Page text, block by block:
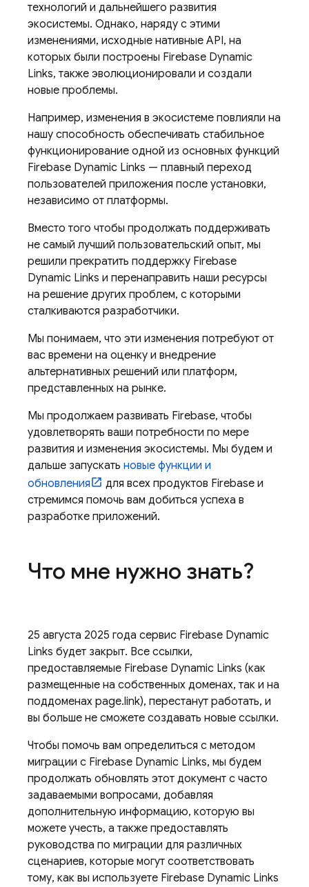
технологий и дальнейшего развития
экосистемы. Однако, наряду с этими
изменениями, исходные нативные API, на
которых были построены Firebase Dynamic
Links, также эволюционировали и создали
новые проблемы.
Например, изменения в экосистеме повлияли на
нашу способность обеспечивать стабильное
функционирование одной из основных функций
Firebase Dynamic Links — плавный переход
пользователей приложения после установки,
независимо от платформы.
Вместо того чтобы продолжать поддерживать
не самый лучший пользовательский опыт, мы
решили прекратить поддержку Firebase
Dynamic Links и перенаправить наши ресурсы
на решение других проблем, с которыми
сталкиваются разработчики.
Мы понимаем, что эти изменения потребуют от
вас времени на оценку и внедрение
альтернативных решений или платформ,
представленных на рынке.
Мы продолжаем развивать Firebase, чтобы
удовлетворять ваши потребности по мере
развития и изменения экосистемы. Мы будем и
дальше запускать новые функции и
обновления
для всех продуктов Firebase и
стремимся помочь вам добиться успеха в
разработке приложений.
Что мне нужно знать?
25 августа 2025 года сервис Firebase Dynamic
Links будет закрыт. Все ссылки,
предоставляемые Firebase Dynamic Links (как
размещенные на собственных доменах, так и на
поддоменах page.link), перестанут работать, и
вы больше не сможете создавать новые ссылки.
Чтобы помочь вам определиться с методом
миграции с Firebase Dynamic Links, мы будем
продолжать обновлять этот документ с часто
задаваемыми вопросами, добавляя
дополнительную информацию, которую вы
можете учесть, а также предоставлять
руководства по миграции для различных
сценариев, которые могут соответствовать
тому, как вы используете Firebase Dynamic Links